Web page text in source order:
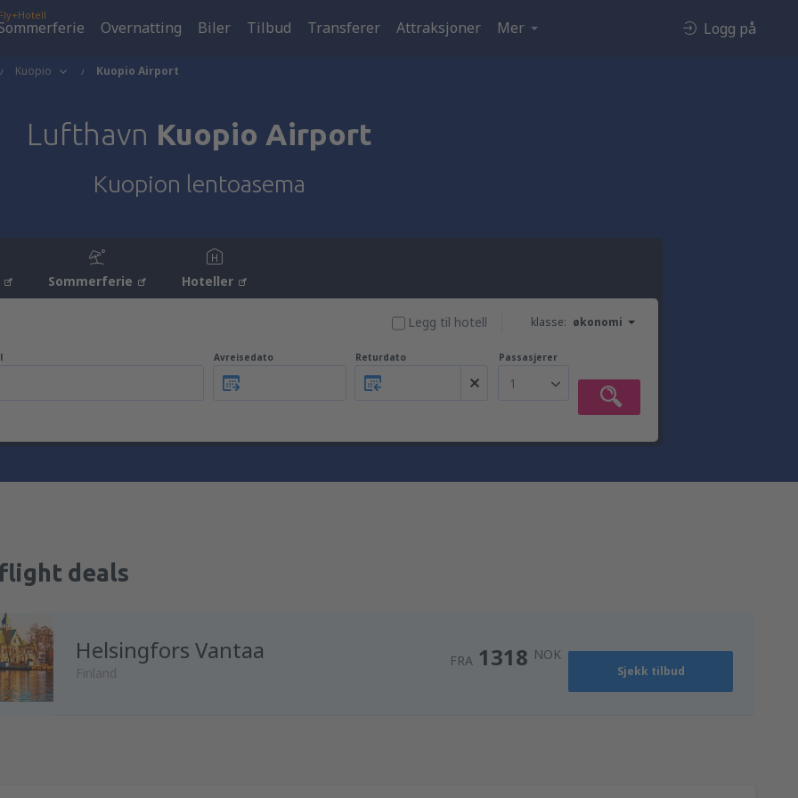
Overnatting Biler Tilbud Transferer Attraksjoner Mer Logg på
Kuopio Kuopio Airport
Lufthavn Kuopio Airport
Kuopion lentoasema
Sommerferie Hoteller
klasse: økonomi
Legg til hotell
Avreisedato Returdato Passasjerer
1
deals
Helsingfors Vantaa
Finland
FRA 1318 NOK
Sjekk tilbud